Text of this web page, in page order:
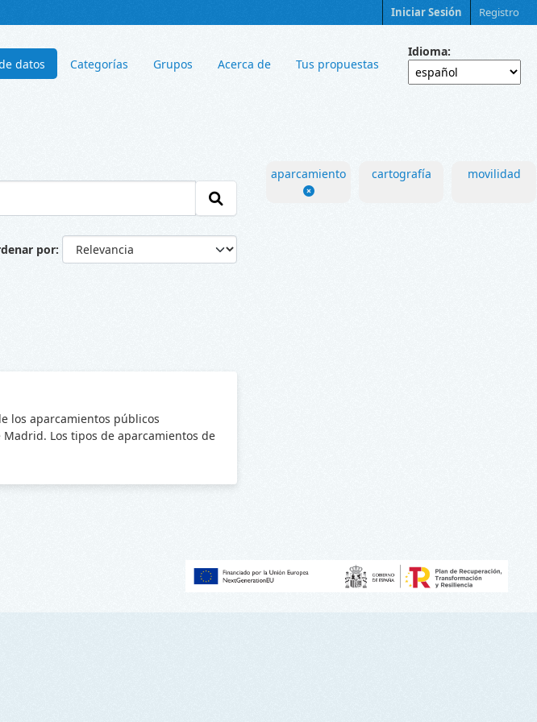
Iniciar Sesión Registro
datos Categorías Grupos Acerca de Tus propuestas
Idioma
por
los aparcamientos públicos
Los tipos de aparcamientos de
aparcamiento cartografía movilidad